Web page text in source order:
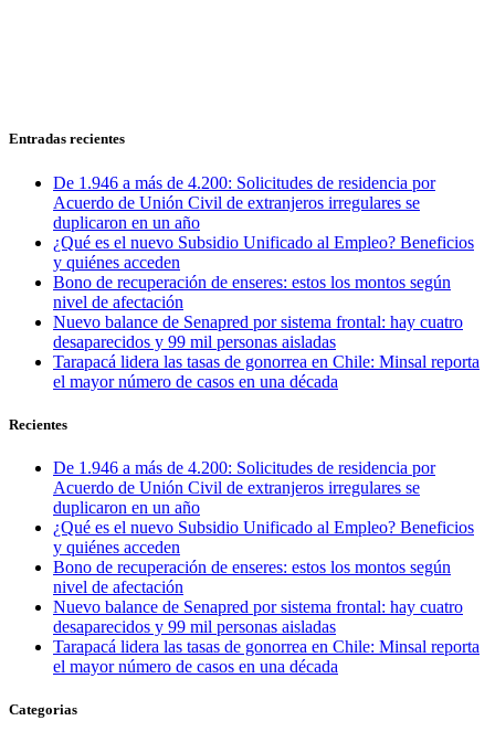
Entradas recientes
De 1.946 a más de 4.200: Solicitudes de residencia por
Acuerdo de Unión Civil de extranjeros irregulares se
duplicaron en un año
¿Qué es el nuevo Subsidio Unificado al Empleo? Beneficios
y quiénes acceden
Bono de recuperación de enseres: estos los montos según
nivel de afectación
Nuevo balance de Senapred por sistema frontal: hay cuatro
desaparecidos y 99 mil personas aisladas
Tarapacá lidera las tasas de gonorrea en Chile: Minsal reporta
el mayor número de casos en una década
Recientes
De 1.946 a más de 4.200: Solicitudes de residencia por
Acuerdo de Unión Civil de extranjeros irregulares se
duplicaron en un año
¿Qué es el nuevo Subsidio Unificado al Empleo? Beneficios
y quiénes acceden
Bono de recuperación de enseres: estos los montos según
nivel de afectación
Nuevo balance de Senapred por sistema frontal: hay cuatro
desaparecidos y 99 mil personas aisladas
Tarapacá lidera las tasas de gonorrea en Chile: Minsal reporta
el mayor número de casos en una década
Categorias